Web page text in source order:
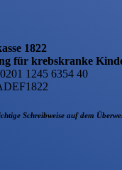
1822
für krebskranke
1245 6354 40
Schreibweise auf dem